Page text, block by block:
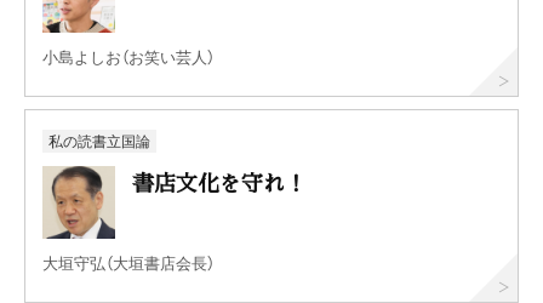
小島よしお（お笑い芸人）
私の読書立国論
書店文化を守れ！
大垣守弘（大垣書店会長）